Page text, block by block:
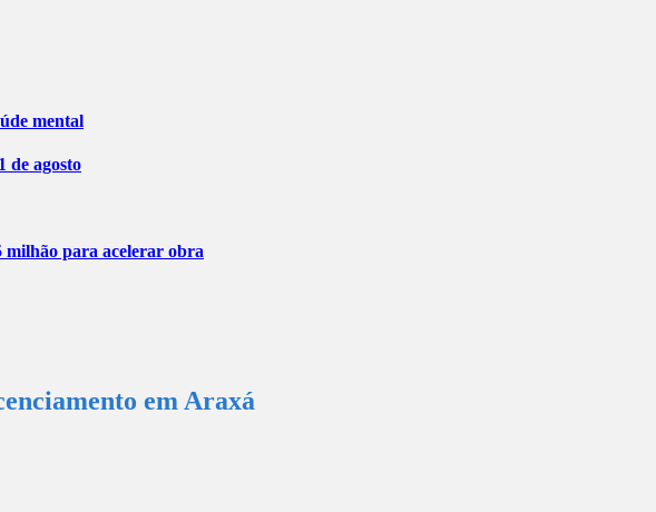
mental
de agosto
para acelerar obra
em Araxá